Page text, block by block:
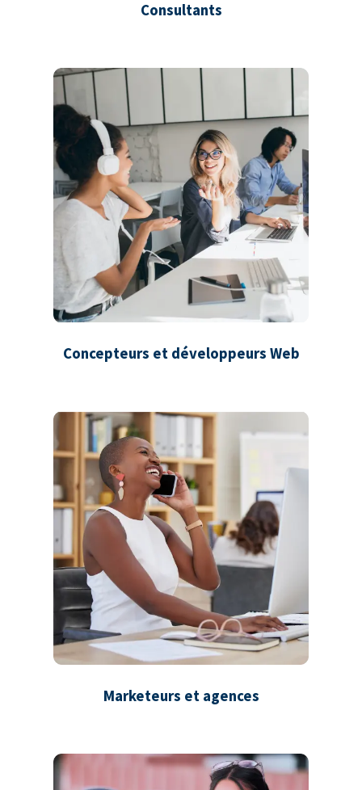
Consultants
Concepteurs et développeurs Web
Marketeurs et agences